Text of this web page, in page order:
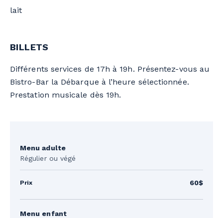
lait
BILLETS
Différents services de 17h à 19h. Présentez-vous au
Bistro-Bar la Débarque à l’heure sélectionnée.
Prestation musicale dès 19h.
Menu adulte
Régulier ou végé
60$
Menu enfant